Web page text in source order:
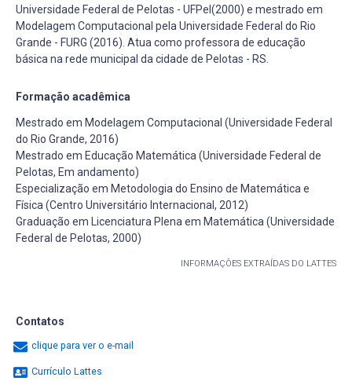
Universidade Federal de Pelotas - UFPel(2000) e mestrado em
Modelagem Computacional pela Universidade Federal do Rio
Grande - FURG (2016). Atua como professora de educação
básica na rede municipal da cidade de Pelotas - RS.
Formação acadêmica
Mestrado em Modelagem Computacional (Universidade Federal
do Rio Grande, 2016)
Mestrado em Educação Matemática (Universidade Federal de
Pelotas, Em andamento)
Especialização em Metodologia do Ensino de Matemática e
Física (Centro Universitário Internacional, 2012)
Graduação em Licenciatura Plena em Matemática (Universidade
Federal de Pelotas, 2000)
INFORMAÇÕES EXTRAÍDAS DO LATTES
Contatos
clique para ver o e-mail
Currículo Lattes